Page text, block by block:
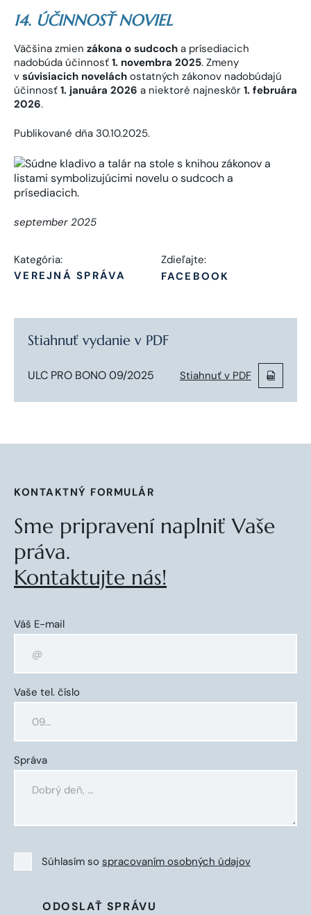
14. ÚČINNOSŤ NOVIEL
Väčšina zmien zákona o sudcoch a prísediacich
nadobúda účinnosť 1. novembra 2025. Zmeny
v súvisiacich novelách ostatných zákonov nadobúdajú
účinnosť 1. januára 2026 a niektoré najneskôr 1. februára
2026.
Publikované dňa 30.10.2025.
september 2025
Kategória:
VEREJNÁ SPRÁVA
Zdieľajte:
FACEBOOK
Stiahnuť vydanie v PDF
ULC PRO BONO 09/2025 Stiahnuť v PDF
KONTAKTNÝ FORMULÁR
Sme pripravení naplniť Vaše
práva.
Kontaktujte nás!
Váš E-mail
Vaše tel. číslo
Správa
Súhlasím so spracovaním osobných údajov
ODOSLAŤ SPRÁVU